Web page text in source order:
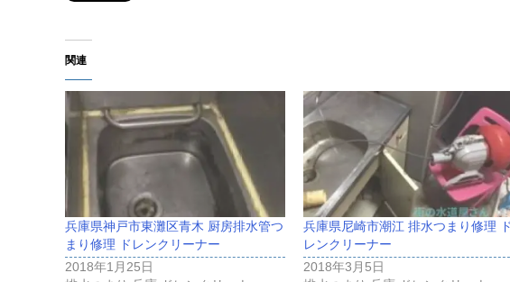
関連
兵庫県神戸市東灘区青木 厨房排水管つ
まり修理 ドレンクリーナー
2018年1月25日
兵庫県尼崎市潮江 排水つまり修理 ド
レンクリーナー
2018年3月5日